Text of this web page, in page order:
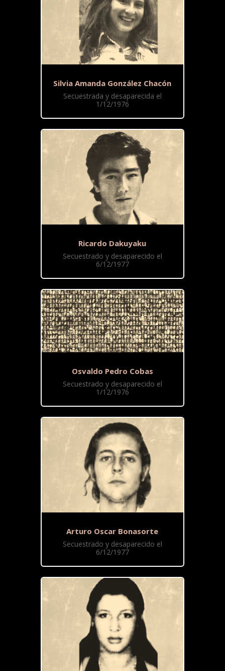
Silvia Amanda González Chacón
Secuestrada y desaparecida el
1/12/1976
Ricardo Dakuyaku
Secuestrado y desaparecido el
6/12/1977
Osvaldo Pedro Cobas
Secuestrado y desaparecido el
1/12/1976
Arturo Oscar Bonasorte
Secuestrado y desaparecido el
6/12/1977